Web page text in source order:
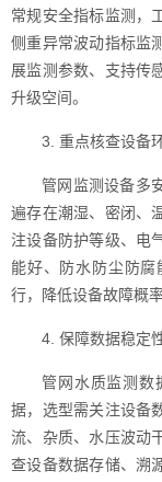
常规安全指标监测，
侧重异常波动指标监
展监测参数、支持传
升级空间。
3. 重点核查设备
管网监测设备多
遍存在潮湿、密闭、
注设备防护等级、电
能好、防水防尘防
行，降低设备故障概率
4. 保障数据稳定
管网水质监测数
据，选型需关注设备
流、杂质、水压波动
查设备数据存储、溯